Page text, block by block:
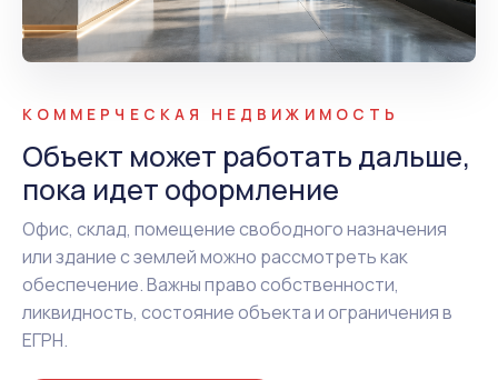
КОММЕРЧЕСКАЯ НЕДВИЖИМОСТЬ
Объект может работать дальше,
пока идет оформление
Офис, склад, помещение свободного назначения
или здание с землей можно рассмотреть как
обеспечение. Важны право собственности,
ликвидность, состояние объекта и ограничения в
ЕГРН.